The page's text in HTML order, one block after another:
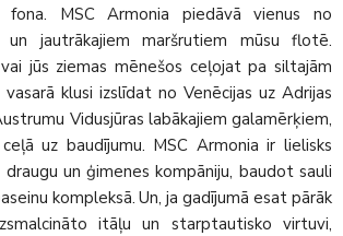
fona. MSC Armonia piedāvā vienus no
un jautrākajiem maršrutiem mūsu flotē.
jūs ziemas mēnešos ceļojat pa siltajām
vasarā klusi izslīdat no Venēcijas uz Adrijas
Vidusjūras labākajiem galamērķiem,
uz baudījumu. MSC Armonia ir lielisks
un ģimenes kompāniju, baudot sauli
kompleksā. Un, ja gadījumā esat pārāk
itāļu un starptautisko virtuvi,